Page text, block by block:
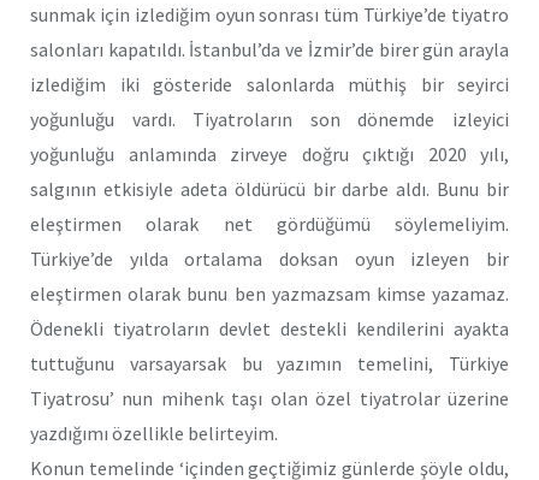
sunmak için izlediğim oyun sonrası tüm Türkiye’de tiyatro
salonları kapatıldı. İstanbul’da ve İzmir’de birer gün arayla
izlediğim iki gösteride salonlarda müthiş bir seyirci
yoğunluğu vardı. Tiyatroların son dönemde izleyici
yoğunluğu anlamında zirveye doğru çıktığı 2020 yılı,
salgının etkisiyle adeta öldürücü bir darbe aldı. Bunu bir
eleştirmen olarak net gördüğümü söylemeliyim.
Türkiye’de yılda ortalama doksan oyun izleyen bir
eleştirmen olarak bunu ben yazmazsam kimse yazamaz.
Ödenekli tiyatroların devlet destekli kendilerini ayakta
tuttuğunu varsayarsak bu yazımın temelini, Türkiye
Tiyatrosu’ nun mihenk taşı olan özel tiyatrolar üzerine
yazdığımı özellikle belirteyim.
Konun temelinde ‘içinden geçtiğimiz günlerde şöyle oldu,